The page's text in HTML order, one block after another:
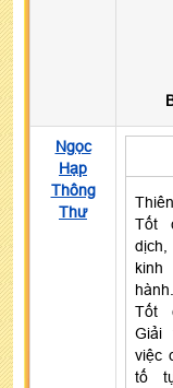
Ngọc
Hạp
Thông
Thư
Tốt
Tốt
Giải
việc
tố